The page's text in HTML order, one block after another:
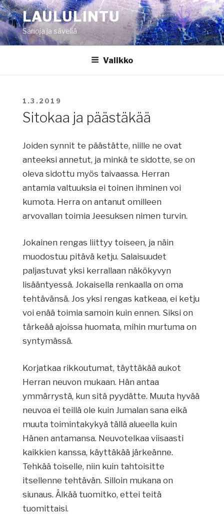
Siirry
sisältöönLAULULINTU
Sanoja ja säveliä
Valikko
JULKAISTU
1.3.2019
Sitokaa ja päästäkää
Joiden synnit te päästätte, niille ne ovat
anteeksi annetut, ja minkä te sidotte, se on
oleva sidottu myös taivaassa. Herran
antamia valtuuksia ei toinen ihminen voi
kumota. Herra on antanut omilleen
arvovallan toimia Jeesuksen nimen turvin.
Jokainen rengas liittyy toiseen, ja näin
muodostuu pitävä ketju. Salaisuudet
paljastuvat yksi kerrallaan näkökyvyn
lisääntyessä. Jokaisella renkaalla on oma
tehtävänsä. Jos yksi rengas katkeaa, ei ketju
voi enää toimia samoin kuin ennen. Siksi on
tärkeää ajoissa huomata, mihin murtuma on
syntymässä.
Korjatkaa rikkoutumat, täyttäkää aukot
Herran neuvon mukaan. Hän antaa
ymmärrystä, kun sitä pyydätte. Muuta hyvää
neuvoa ei teillä ole kuin Jumalan sana eikä
muuta toimintakykyä tällä alueella kuin
Hänen antamansa. Neuvotelkaa viisaasti
kaikkien kanssa, käyttäkää järkeänne.
Tehkää toiselle, niin kuin tahtoisitte
itsellenne tehtävän. Silloin mukana on
siunaus. Älkää tuomitko, ettei teitä
tuomittaisi.